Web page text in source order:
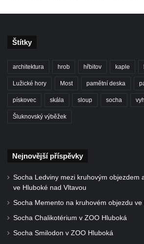
Pomník Františka Josefa I. u křížové cesty
MÚ v ulici 2. polské armády v Rumburku
Kenotaf Richarda Grossmanna na hřbitově
v Dubé
Pomník obětem 2. světové války v Dubé
Pomník obětem Rumburské vzpoury u
hřbitova v Rumburku
Pomník obětem 1. světové války na
Štítky
architektura hrob hřbitov kaple
Lužické hory Most pamětní deska
pískovec skála sloup socha
Šluknovský výběžek
Nejnovější příspěvky
Socha Ledviny mezi kruhovým objezdem
ve Hluboké nad Vltavou
Socha Memento na kruhovém objezdu
Socha Chalikotérium v ZOO Hluboká
Socha Smilodon v ZOO Hluboká